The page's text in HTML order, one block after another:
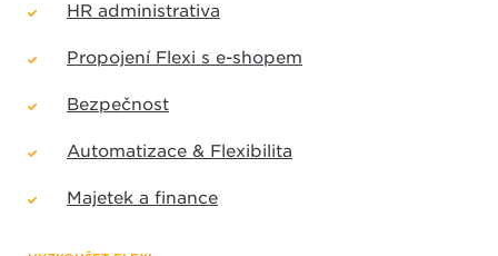
HR administrativa
Propojení Flexi s e-shopem
Bezpečnost
Automatizace & Flexibilita
Majetek a finance